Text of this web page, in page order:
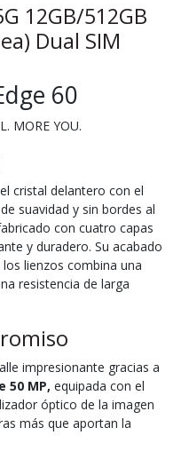
12GB/512GB
Dual SIM
60
MORE YOU.
cristal delantero con el
suavidad y sin bordes al
con cuatro capas
y duradero. Su acabado
lienzos combina una
resistencia de larga
impresionante gracias a
50 MP, equipada con el
óptico de la imagen
más que aportan la